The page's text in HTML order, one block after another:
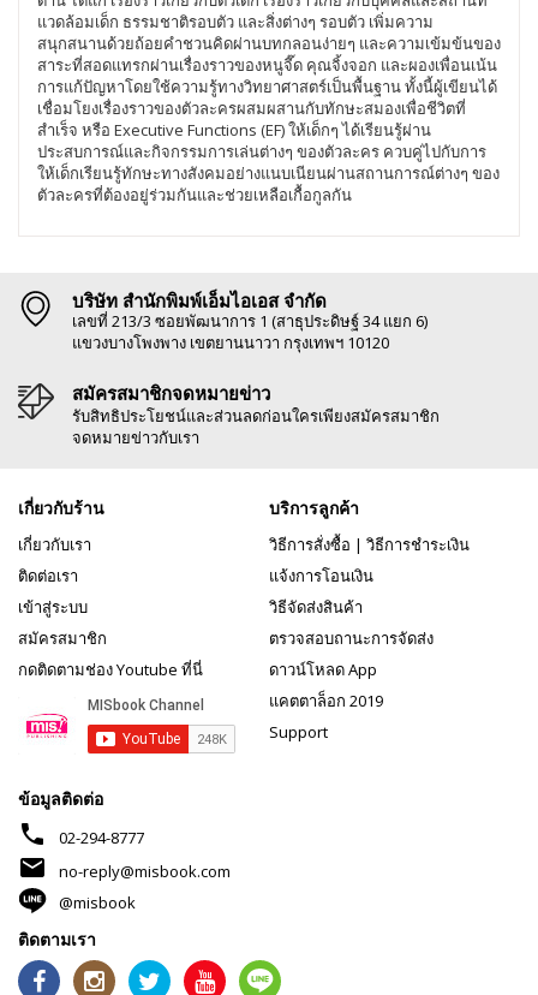
แวดล้อมเด็ก ธรรมชาติรอบตัว และสิ่งต่างๆ รอบตัว เพิ่มความ
สนุกสนานด้วยถ้อยคำชวนคิดผ่านบทกลอนง่ายๆ และความเข้มข้นของ
สาระที่สอดแทรกผ่านเรื่องราวของหนูจี๊ด คุณจิ้งจอก และผองเพื่อนเน้น
การแก้ปัญหาโดยใช้ความรู้ทางวิทยาศาสตร์เป็นพื้นฐาน ทั้งนี้ผู้เขียนได้
เชื่อมโยงเรื่องราวของตัวละครผสมผสานกับทักษะสมองเพื่อชีวิตที่
สำเร็จ หรือ Executive Functions (EF) ให้เด็กๆ ได้เรียนรู้ผ่าน
ประสบการณ์และกิจกรรมการเล่นต่างๆ ของตัวละคร ควบคู่ไปกับการ
ให้เด็กเรียนรู้ทักษะทางสังคมอย่างแนบเนียนผ่านสถานการณ์ต่างๆ ของ
ตัวละครที่ต้องอยู่ร่วมกันและช่วยเหลือเกื้อกูลกัน
บริษัท สำนักพิมพ์เอ็มไอเอส จำกัด
เลขที่ 213/3 ซอยพัฒนาการ 1 (สาธุประดิษฐ์ 34 แยก 6)
แขวงบางโพงพาง เขตยานนาวา กรุงเทพฯ 10120
สมัครสมาชิกจดหมายข่าว
รับสิทธิประโยชน์และส่วนลดก่อนใครเพียงสมัครสมาชิก
จดหมายข่าวกับเรา
เกี่ยวกับร้าน
เกี่ยวกับเรา
ติดต่อเรา
เข้าสู่ระบบ
สมัครสมาชิก
กดติดตามช่อง Youtube ที่นี่
บริการลูกค้า
วิธีการสั่งซื้อ | วิธีการชำระเงิน
แจ้งการโอนเงิน
วิธีจัดส่งสินค้า
ตรวจสอบถานะการจัดส่ง
ดาวน์โหลด App
แคตตาล็อก 2019
Support
ข้อมูลติดต่อ
phone 02-294-8777
mail
no-reply@misbook.com
@misbook
ติดตามเรา